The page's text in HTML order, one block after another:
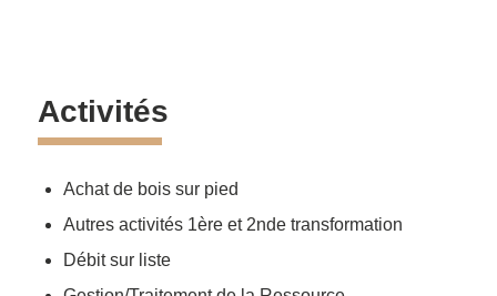
Activités
Achat de bois sur pied
Autres activités 1ère et 2nde transformation
Débit sur liste